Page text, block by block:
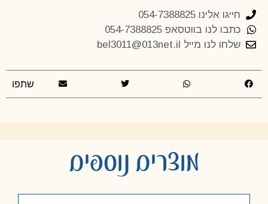
שתפו
חייגו אלינו 054-7388825
כתבו לנו בווטסאפ 054-7388825
שלחו לנו מייל bel3011@013net.il
מוצרים נוספים